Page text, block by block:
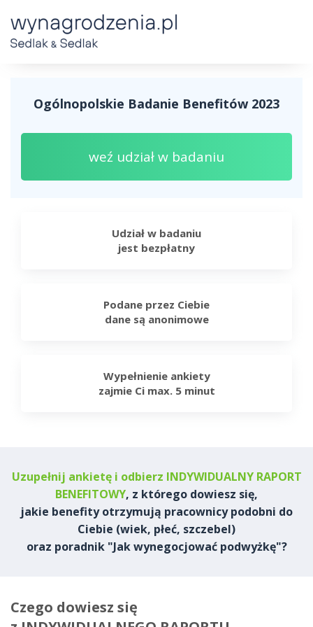
Ogólnopolskie Badanie Benefitów 2023
weź udział w badaniu
Udział w badaniu
jest bezpłatny
Podane przez Ciebie
dane są anonimowe
Wypełnienie ankiety
zajmie Ci max. 5 minut
Uzupełnij ankietę i odbierz INDYWIDUALNY RAPORT
BENEFITOWY, z którego dowiesz się,
jakie benefity otrzymują pracownicy podobni do
Ciebie (wiek, płeć, szczebel)
oraz poradnik "Jak wynegocjować podwyżkę"?
Czego dowiesz się